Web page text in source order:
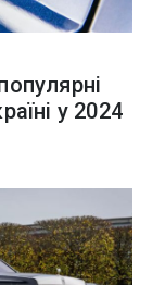
у 2024